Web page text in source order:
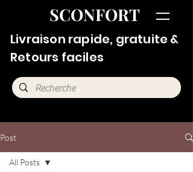
SCONFORT
Livraison rapide, gratuite &
Retours faciles
Post
All Posts